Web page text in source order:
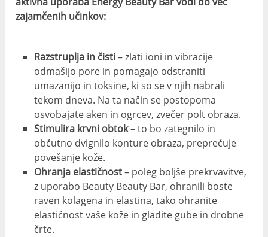
zajamčenih učinkov:
Razstruplja in čisti– zlati ioni in vibracije
odmašijo pore in pomagajo odstraniti
umazanijo in toksine, ki so se v njih nabrali
tekom dneva. Na ta način se postopoma
osvobajate aken in ogrcev, zvečer polt obraza.
Stimulira krvni obtok– to bo zategnilo in
občutno dvignilo konture obraza, preprečuje
povešanje kože.
Ohranja elastičnost– poleg boljše prekrvavitve,
z uporabo Beauty Beauty Bar, ohranili boste
raven kolagena in elastina, tako ohranite
elastičnost vaše kože in gladite gube in drobne
črte.